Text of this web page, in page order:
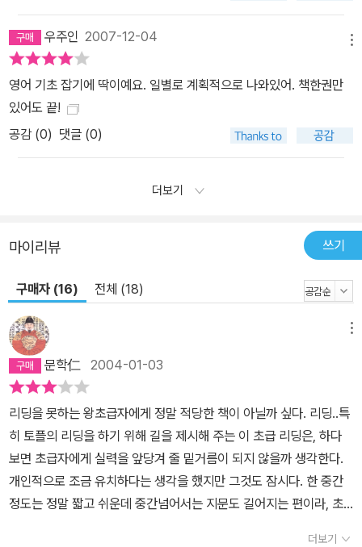
우주인 2007-12-04
영어 기초 잡기에 딱이예요. 일별로 계획적으로 나와있어. 책한권만
있어도 끝!
공감 (0) 댓글 (0)
더보기
마이리뷰 쓰기
구매자 (16) 전체 (18)
문학仁 2004-01-03
리딩을 못하는 왕초급자에게 정말 적당한 책이 아닐까 싶다. 리딩..특
히 토플의 리딩을 하기 위해 길을 제시해 주는 이 초급 리딩은, 하다
보면 초급자에게 실력을 앞당겨 줄 밑거름이 되지 않을까 생각한다.
개인적으로 조금 유치하다는 생각을 했지만 그것도 잠시다. 한 중간
정도는 정말 짧고 쉬운데 중간넘어서는 지문도 길어지는 편이라, 초
더보기